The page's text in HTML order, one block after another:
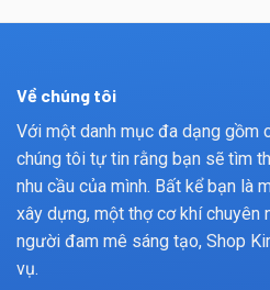
Về chúng tôi
Với một danh mục đa dạng gồm
chúng tôi tự tin rằng bạn sẽ tìm
nhu cầu của mình. Bất kể bạn là
xây dựng, một thợ cơ khí chuyên
người đam mê sáng tạo, Shop
vụ.